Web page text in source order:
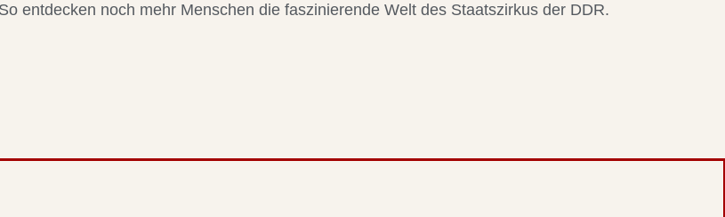
entdecken noch mehr Menschen die faszinierende Welt des Staatszirkus der DDR.